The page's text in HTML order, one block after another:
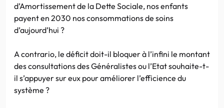
d’Amortissement de la Dette Sociale, nos enfants
payent en 2030 nos consommations de soins
d’aujourd’hui ?
A contrario, le déficit doit-il bloquer à l’infini le montant
des consultations des Généralistes ou l’Etat souhaite-t-
il s’appuyer sur eux pour améliorer l’efficience du
système ?